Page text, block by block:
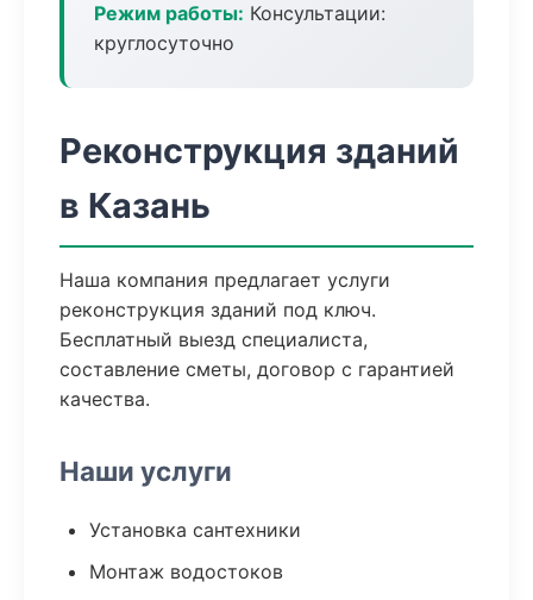
Режим работы: Консультации:
круглосуточно
Реконструкция зданий
в Казань
Наша компания предлагает услуги
реконструкция зданий под ключ.
Бесплатный выезд специалиста,
составление сметы, договор с гарантией
качества.
Наши услуги
Установка сантехники
Монтаж водостоков